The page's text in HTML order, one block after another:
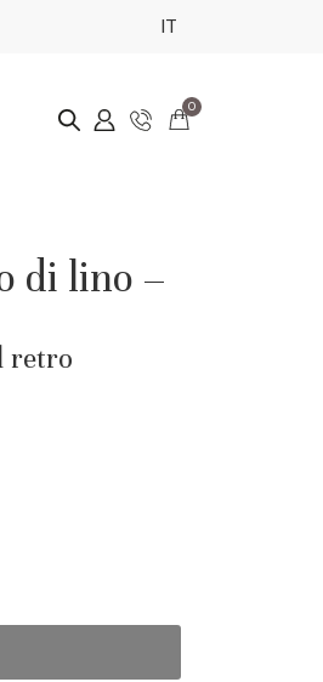
IT
0
di lino –
retro